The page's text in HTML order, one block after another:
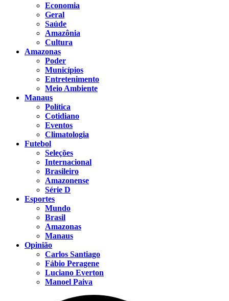
Economia
Geral
Saúde
Amazônia
Cultura
Amazonas
Poder
Municípios
Entretenimento
Meio Ambiente
Manaus
Política
Cotidiano
Eventos
Climatologia
Futebol
Seleções
Internacional
Brasileiro
Amazonense
Série D
Esportes
Mundo
Brasil
Amazonas
Manaus
Opinião
Carlos Santiago
Fábio Peragene
Luciano Everton
Manoel Paiva